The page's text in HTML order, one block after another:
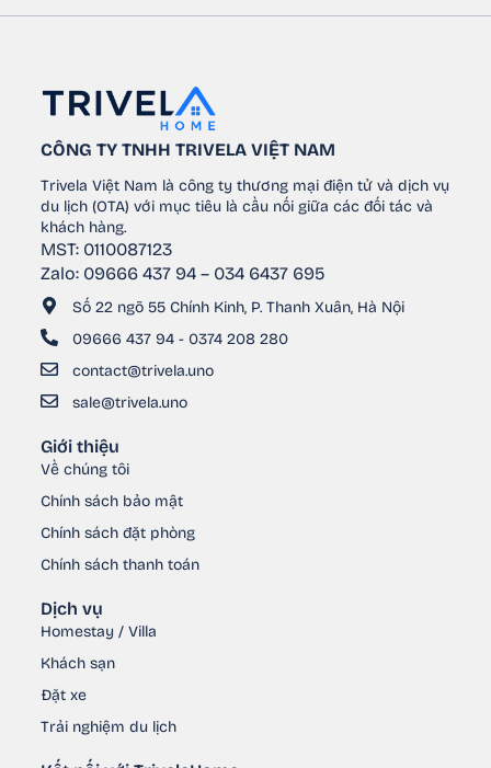
CÔNG TY TNHH TRIVELA VIỆT NAM
Trivela Việt Nam là công ty thương mại điện tử và dịch vụ
du lịch (OTA) với mục tiêu là cầu nối giữa các đối tác và
khách hàng.
MST: 0110087123
Zalo: 09666 437 94 – 034 6437 695
Số 22 ngõ 55 Chính Kinh, P. Thanh Xuân, Hà Nội
09666 437 94 - 0374 208 280
contact@trivela.uno
sale@trivela.uno
Giới thiệu
Về chúng tôi
Chính sách bảo mật
Chính sách đặt phòng
Chính sách thanh toán
Dịch vụ
Homestay / Villa
Khách sạn
Đặt xe
Trải nghiệm du lịch